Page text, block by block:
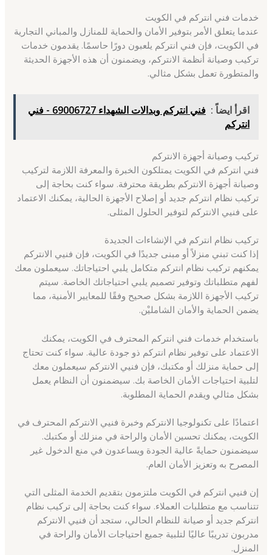
خدمات فني انتركم في الكويت
عندما يتعلق الأمر بتوفير الأمان والحماية للمنازل والمباني التجارية
في الكويت، فإن فني انتركم يلعبون دورًا حاسمًا. يقدمون خدمات
تركيب وصيانة أنظمة الانتركم، ويضمنون أن هذه الأجهزة الحديثة
والمتطورة تعمل بشكل مثالي.
اقرأ ايضاً :
فني انتركم وبدالات الشهداء 69006727 - فني
انتركم
تركيب وصيانة أجهزة الانتركم
فني انتركم في الكويت يمتلكون الخبرة والمعرفة اللازمة لتركيب
وصيانة أجهزة الانتركم بطريقة محترفة. سواء كنت بحاجة إلى
تركيب نظام انتركم جديد أو إصلاح الأجهزة الحالية، يمكنك الاعتماد
على فنيي الانتركم لتوفير الحلول المثلى.
تركيب نظام انتركم في الإنشاءات الجديدة
إذا كنت تبني منزلاً أو مبنى جديدًا في الكويت، فإن فنيي الانتركم
يمكنهم تركيب نظام انتركم متكامل يلبي احتياجاتك. سيعملون معك
لفهم متطلباتك وتوفير تصميم يلبي احتياجاتك الخاصة. سيتم
تركيب الأجهزة اللازمة بشكل صحيح وفقًا للمعايير الأمنية، مما
يضمن الحماية والأمان الشامليْن.
باستخدام خدمات فني انتركم المحترف في الكويت، يمكنك
الاعتماد على توفير نظام انتركم ذو جودة عالية. سواء كنت تحتاج
إلى حماية منزلك أو مكتبك، فإن فنيي الانتركم سيعملون معك
لتلبية احتياجات الأمان الخاصة بك. سيضمنون أن النظام يعمل
بشكل مثالي ويقدم الحماية المطلوبة.
اعتمادًا على تكنولوجيا الانتركم وخبرة فنيي الانتركم المحترف في
الكويت، يمكنك تحسين الأمان والراحة في منزلك أو مكتبك.
سيضمنون حمايةً عالية الجودة ويساعدون في منع الدخول غير
المصرح به وتعزيز الأمان العام.
إن فنيي انتركم في الكويت ملتزمون بتقديم الخدمة المثلى التي
تتناسب مع متطلبات العملاء. سواء كنت بحاجة إلى تركيب نظام
انتركم جديد أو صيانة للنظام الحالي، ستجد أن فنيي الانتركم
مدربون تدريبًا عاليًا لتلبية جميع احتياجات الأمان والراحة في
المنزل.